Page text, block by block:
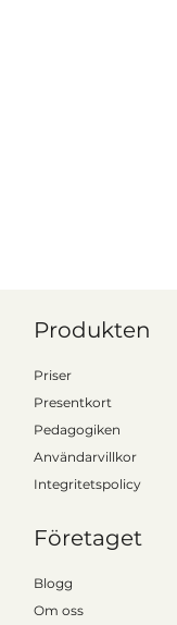
Kattalo tar
Vörå
Produkten
Priser
Presentkort
Pedagogiken
Användarvillkor
Integritetspolicy
Företaget
Blogg
Om oss